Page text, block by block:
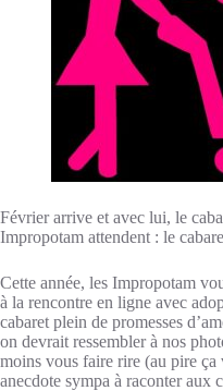
Février arrive et avec lui, le
Impropotam attendent : le
Cette année, les Impropotam
à la rencontre en ligne avec
cabaret plein de promesses
on devrait ressembler à nos
moins vous faire rire (au pire ça
anecdote sympa à raconter aux